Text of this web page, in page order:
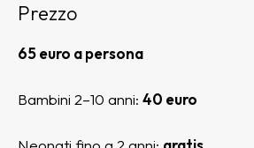
Prezzo
65 euro a persona
Bambini 2–10 anni: 40 euro